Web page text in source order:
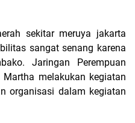
sekitar meruya jakarta
sangat senang karena
Jaringan Perempuan
melakukan kegiatan
organisasi dalam kegiatan